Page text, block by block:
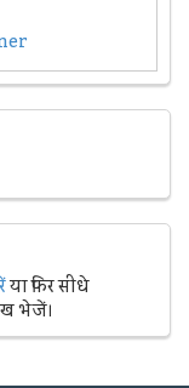
या फिर सीधे
भेजें।